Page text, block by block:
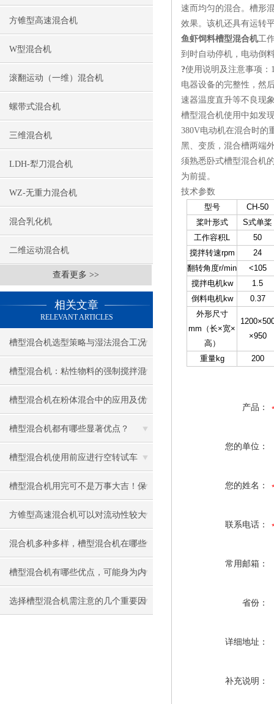
方锥型高速混合机
W型混合机
滚翻运动（一维）混合机
螺带式混合机
三维混合机
LDH-犁刀混合机
WZ-无重力混合机
混合乳化机
二维运动混合机
查看更多 >>
相关文章
RELEVANT ARTICLES
槽型混合机选型策略与湿法混合工况
考量
槽型混合机：粘性物料的强制搅拌混
合装备
槽型混合机在粉体混合中的应用及优
势
槽型混合机都有哪些显著优点？
槽型混合机使用前应进行空转试车
槽型混合机用完可不是万事大吉！保
养工作一定不能忘
方锥型高速混合机可以对流动性较大
的物料进行均匀混合
混合机多种多样，槽型混合机在哪些
情况下适用？
槽型混合机有哪些优点，可能身为内
行的你都说不清吧
选择槽型混合机需注意的几个重要因
速而均匀的混合。槽形
效果。该机还具有运转
鱼虾饲料槽型混合机工
到时自动停机，电动倒
?使用说明及注意事项
电器设备的完整性，然
速器温度直升等不良现
槽型混合机使用中如发
380V电动机在混合时的
黑、变质，混合槽两端
须熟悉卧式槽型混合机
为前提。
技术参数
型号
CH-50
桨叶形式
S式单桨
工作容积L
50
搅拌转速rpm
24
翻转角度r/min
<105
搅拌电机kw
1.5
倒料电机kw
0.37
外形尺寸
mm（长×宽×
高）
×950
重量kg 200
产品：
您的单位：
您的姓名：
联系电话：
常用邮箱：
省份：
详细地址：
补充说明：